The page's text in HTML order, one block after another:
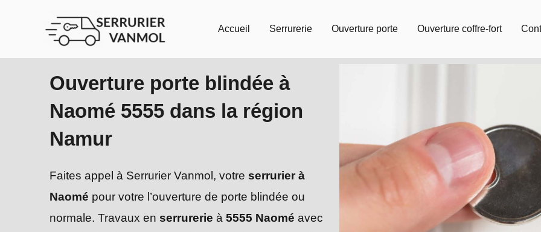
Accueil Serrurerie Ouverture porte Ouverture coffre-fort
Ouverture porte blindée à
Naomé 5555 dans la région
Namur
Faites appel à Serrurier Vanmol, votre serrurier à
Naomé pour votre l’ouverture de porte blindée ou
normale. Travaux en serrurerie à 5555 Naomé avec